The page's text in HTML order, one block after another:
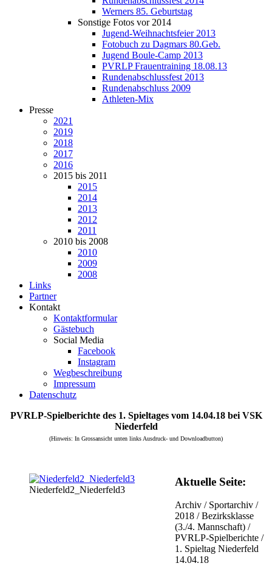
Werners 85. Geburtstag
Sonstige Fotos vor 2014
Jugend-Weihnachtsfeier 2013
Fotobuch zu Dagmars 80.Geb.
Jugend Boule-Camp 2013
PVRLP Frauentraining 18.08.13
Rundenabschlussfest 2013
Rundenabschluss 2009
Athleten-Mix
Presse
2021
2019
2018
2017
2016
2015 bis 2011
2015
2014
2013
2012
2011
2010 bis 2008
2010
2009
2008
Links
Partner
Kontakt
Kontaktformular
Gästebuch
Social Media
Facebook
Instagram
Wegbeschreibung
Impressum
Datenschutz
PVRLP-Spielberichte des 1. Spieltages vom 14.04.18 bei VSK
Niederfeld
(Hinweis: In Grossansicht unten links Ausdruck- und Downloadbutton)
Niederfeld2_Niederfeld3
Aktuelle Seite:
Archiv / Sportarchiv /
2018 /Bezirksklasse
(3./4. Mannschaft) /
PVRLP-Spielberichte /
1. Spieltag Niederfeld
14.04.18